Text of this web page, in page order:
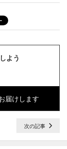
しよう
届けします
次の記事